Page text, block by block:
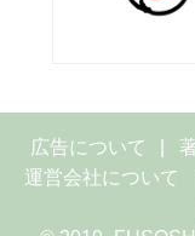
広告について
運営会社について